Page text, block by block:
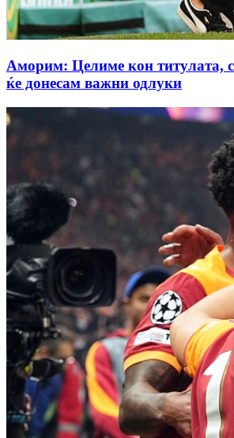
Аморим: Целиме кон титулата,
ќе донесам важни одлуки